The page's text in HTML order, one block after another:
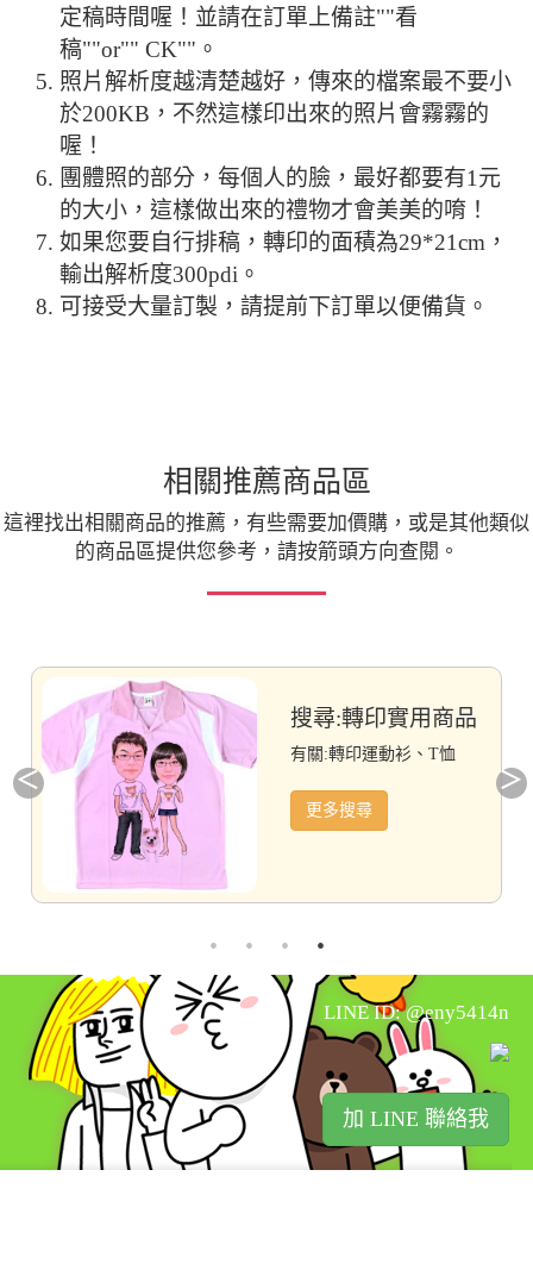
定稿時間喔！並請在訂單上備註""看
稿""or"" CK""。
照片解析度越清楚越好，傳來的檔案最不要小
於200KB，不然這樣印出來的照片會霧霧的
喔！
團體照的部分，每個人的臉，最好都要有1元
的大小，這樣做出來的禮物才會美美的唷！
如果您要自行排稿，轉印的面積為29*21cm，
輸出解析度300pdi。
可接受大量訂製，請提前下訂單以便備貨。
相關推薦商品區
這裡找出相關商品的推薦，有些需要加價購，或是其他類似
的商品區提供您參考，請按箭頭方向查閱。
搜尋:轉印實用商品
有關:轉印運動衫、T恤
更多搜尋
LINE ID: @eny5414n
加 LINE 聯絡我